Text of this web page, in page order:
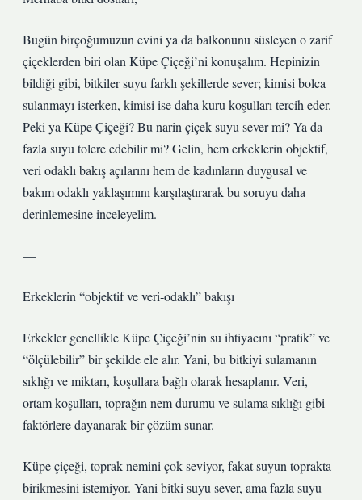
Bugün birçoğumuzun evini ya da balkonunu süsleyen o zarif
çiçeklerden biri olan Küpe Çiçeği’ni konuşalım. Hepinizin
bildiği gibi, bitkiler suyu farklı şekillerde sever; kimisi bolca
sulanmayı isterken, kimisi ise daha kuru koşulları tercih eder.
Peki ya Küpe Çiçeği? Bu narin çiçek suyu sever mi? Ya da
fazla suyu tolere edebilir mi? Gelin, hem erkeklerin objektif,
veri odaklı bakış açılarını hem de kadınların duygusal ve
bakım odaklı yaklaşımını karşılaştırarak bu soruyu daha
derinlemesine inceleyelim.
—
Erkeklerin “objektif ve veri‑odaklı” bakışı
Erkekler genellikle Küpe Çiçeği’nin su ihtiyacını “pratik” ve
“ölçülebilir” bir şekilde ele alır. Yani, bu bitkiyi sulamanın
sıklığı ve miktarı, koşullara bağlı olarak hesaplanır. Veri,
ortam koşulları, toprağın nem durumu ve sulama sıklığı gibi
faktörlere dayanarak bir çözüm sunar.
Küpe çiçeği, toprak nemini çok seviyor, fakat suyun toprakta
birikmesini istemiyor. Yani bitki suyu sever, ama fazla suyu